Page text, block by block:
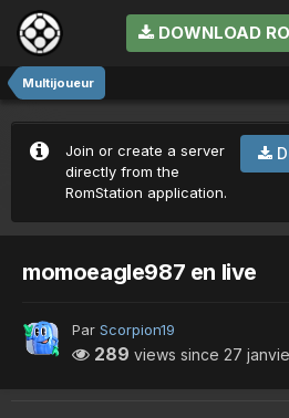
DOWNLOAD
Multijoueur
Join or create a server
directly from the
RomStation application.
momoeagle987 en live
Par Scorpion19
289 views since 27